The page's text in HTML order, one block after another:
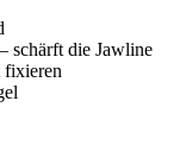
schärft die Jawline